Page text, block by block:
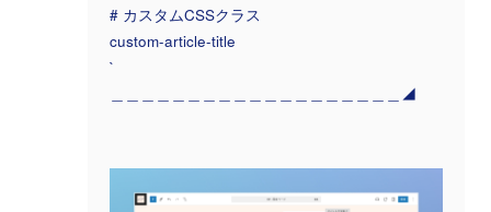
# カスタムCSSクラス
custom-article-title
`
＿＿＿＿＿＿＿＿＿＿＿＿＿＿＿＿＿＿＿◢